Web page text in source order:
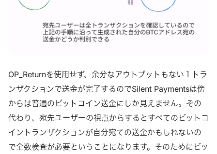
OP_Returnを使用せず、余分なアウトプットもない１トラ
ンザクションで送金が完了するのでSilent Paymentsは傍
からは普通のビットコイン送金にしか見えません。その
代わり、宛先ユーザーの視点からするとすべてのビットコ
イントランザクションが自分宛ての送金かもしれないの
で全数検査が必要ということになります。そのためにビッ